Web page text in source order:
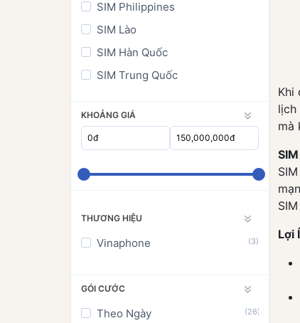
SIM Philippines
SIM Lào
SIM Hàn Quốc
SIM Trung Quốc
SIM Nhật Bản
SIM Ấn Độ
SIM World
SIM Châu Úc
KHOẢNG GIÁ
THƯƠNG HIỆU
Vinaphone (3)
GÓI CƯỚC
Theo Ngày (26)
Khi
lịch
mà
Lợi